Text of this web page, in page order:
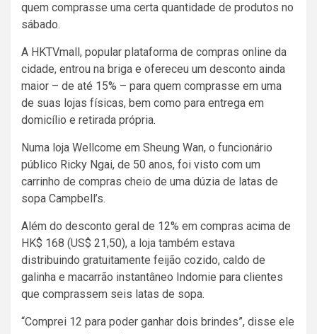
quem comprasse uma certa quantidade de produtos no
sábado.
A HKTVmall, popular plataforma de compras online da
cidade, entrou na briga e ofereceu um desconto ainda
maior – de até 15% – para quem comprasse em uma
de suas lojas físicas, bem como para entrega em
domicílio e retirada própria.
Numa loja Wellcome em Sheung Wan, o funcionário
público Ricky Ngai, de 50 anos, foi visto com um
carrinho de compras cheio de uma dúzia de latas de
sopa Campbell’s.
Além do desconto geral de 12% em compras acima de
HK$ 168 (US$ 21,50), a loja também estava
distribuindo gratuitamente feijão cozido, caldo de
galinha e macarrão instantâneo Indomie para clientes
que comprassem seis latas de sopa.
“Comprei 12 para poder ganhar dois brindes”, disse ele